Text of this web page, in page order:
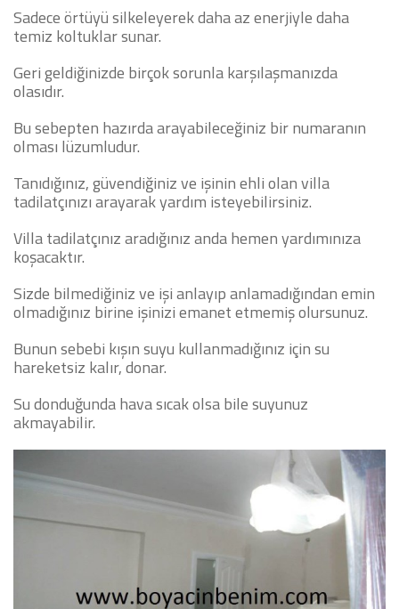
Sadece örtüyü silkeleyerek daha az enerjiyle daha
temiz koltuklar sunar.
Geri geldiğinizde birçok sorunla karşılaşmanızda
olasıdır.
Bu sebepten hazırda arayabileceğiniz bir numaranın
olması lüzumludur.
Tanıdığınız, güvendiğiniz ve işinin ehli olan villa
tadilatçınızı arayarak yardım isteyebilirsiniz.
Villa tadilatçınız aradığınız anda hemen yardımınıza
koşacaktır.
Sizde bilmediğiniz ve işi anlayıp anlamadığından emin
olmadığınız birine işinizi emanet etmemiş olursunuz.
Bunun sebebi kışın suyu kullanmadığınız için su
hareketsiz kalır, donar.
Su donduğunda hava sıcak olsa bile suyunuz
akmayabilir.